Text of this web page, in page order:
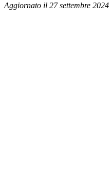
Aggiornato il 27 settembre